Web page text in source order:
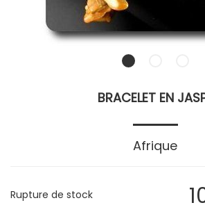
BRACELET EN
Afrique
Rupture de stock